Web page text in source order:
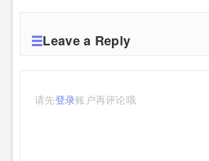
Leave a Reply
请先登录账户再评论哦